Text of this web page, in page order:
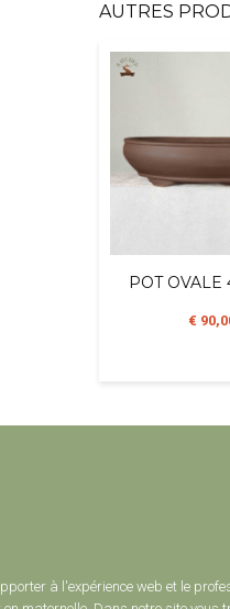
AUTRES
POT
€
à l'expérience web et le